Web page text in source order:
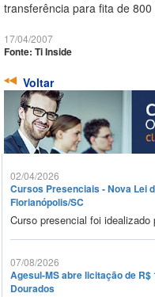
transferência para fita de 800
17/04/2007
Fonte: Ti Inside
Voltar
02/04/2026
Cursos Presenciais - Nova Lei
Florianópolis/SC
Curso presencial foi
07/08/2026
Agesul-MS abre licitação de
Dourados